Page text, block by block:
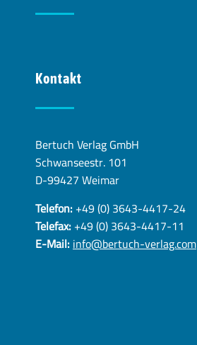
Kontakt
Bertuch Verlag GmbH
Schwanseestr. 101
D-99427 Weimar
Telefon:+49 (0) 3643-4417-24
Telefax:+49 (0) 3643-4417-11
E-Mail:info@bertuch-verlag.com